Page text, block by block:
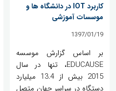
کاربرد IOT در دانشگاه ها و
موسسات آموزشی
1397/01/19
بر اساس گزارش موسسه
EDUCAUSE، تنها در سال
2015 بیش از 13.4 میلیارد